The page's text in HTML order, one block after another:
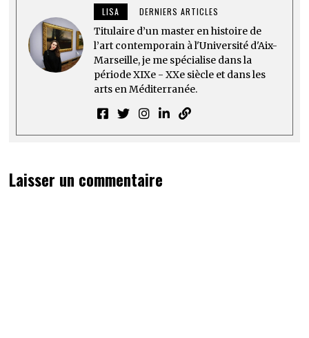
LISA DERNIERS ARTICLES
Titulaire d’un master en histoire de
l’art contemporain à l'Université d'Aix-
Marseille, je me spécialise dans la
période XIXe - XXe siècle et dans les
arts en Méditerranée.
Laisser un commentaire